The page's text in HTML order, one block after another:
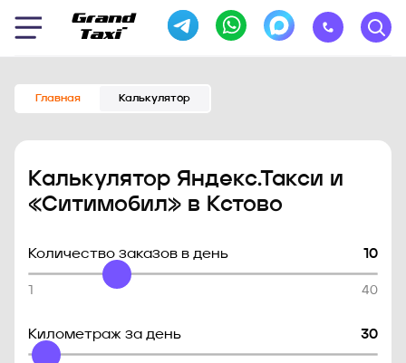
Главная Калькулятор
Калькулятор Яндекс.Такси и
«Ситимобил» в Кстово
Количество заказов в день 10
1 40
Километраж за день 30